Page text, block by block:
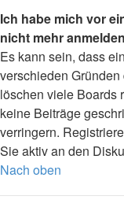
Ich habe mich vor
nicht mehr
Es kann sein, dass
verschieden
löschen viele Boards
keine Beiträge
verringern.
Sie aktiv an den
Nach oben